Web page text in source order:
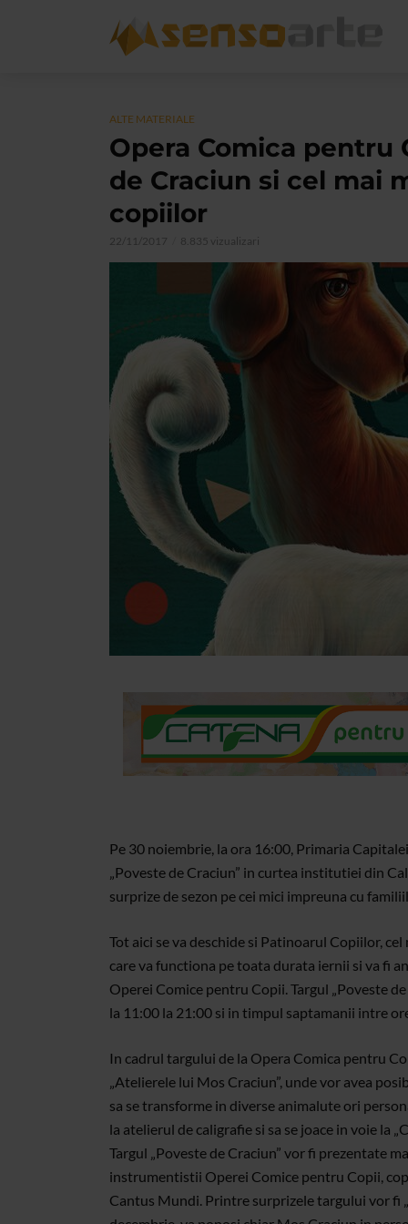
ALTE MATERIALE
Opera Comica pentru
de Craciun si cel mai
copiilor
22/11/2017 8.835 vizualizari
Pe 30 noiembrie, la ora 16:00, Primaria
„Poveste de Craciun” in curtea institutiei din
surprize de sezon pe cei mici impreuna cu
Tot aici se va deschide si Patinoarul Copiilor,
care va functiona pe toata durata iernii si va fi
Operei Comice pentru Copii. Targul „Poveste
la 11:00 la 21:00 si in timpul saptamanii intre
In cadrul targului de la Opera Comica pentru
„Atelierele lui Mos Craciun”, unde vor avea
sa se transforme in diverse animalute ori
la atelierul de caligrafie si sa se joace in voie la
Targul „Poveste de Craciun” vor fi prezentate
instrumentistii Operei Comice pentru Copii,
Cantus Mundi. Printre surprizele targului vor fi